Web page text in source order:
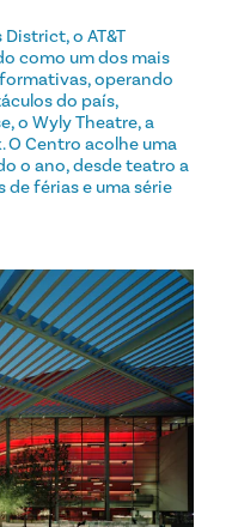
o AT&T
como um dos mais
operando
do país,
o Wyly Theatre, a
O Centro acolhe uma
o ano, desde teatro a
férias e uma série